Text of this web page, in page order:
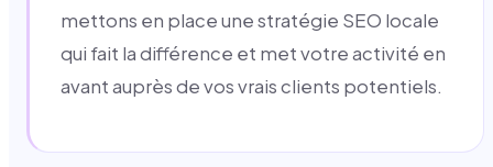
mettons en place une stratégie SEO locale
qui fait la différence et met votre activité en
avant auprès de vos vrais clients potentiels.